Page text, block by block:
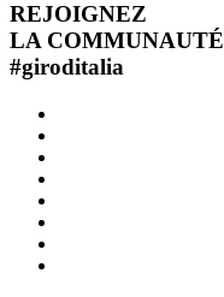
REJOIGNEZ
LA COMMUNAUTÉ
#giroditalia